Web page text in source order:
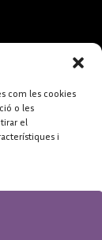
com les cookies
o les
el
i